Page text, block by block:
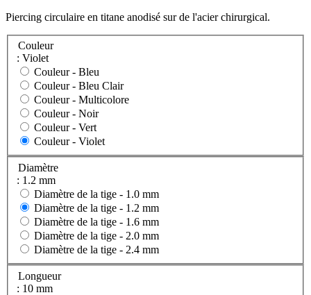
Piercing circulaire en titane anodisé sur de l'acier chirurgical.
Couleur
: Violet
Couleur - Bleu
Couleur - Bleu Clair
Couleur - Multicolore
Couleur - Noir
Couleur - Vert
Couleur - Violet
Diamètre
: 1.2 mm
Diamètre de la tige - 1.0 mm
Diamètre de la tige - 1.2 mm
Diamètre de la tige - 1.6 mm
Diamètre de la tige - 2.0 mm
Diamètre de la tige - 2.4 mm
Longueur
: 10 mm